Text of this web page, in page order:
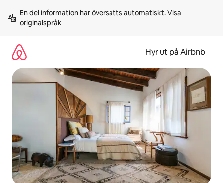
innehåll
En del information har översatts automatiskt. Visa
originalspråk
Hyr ut på Airbnb